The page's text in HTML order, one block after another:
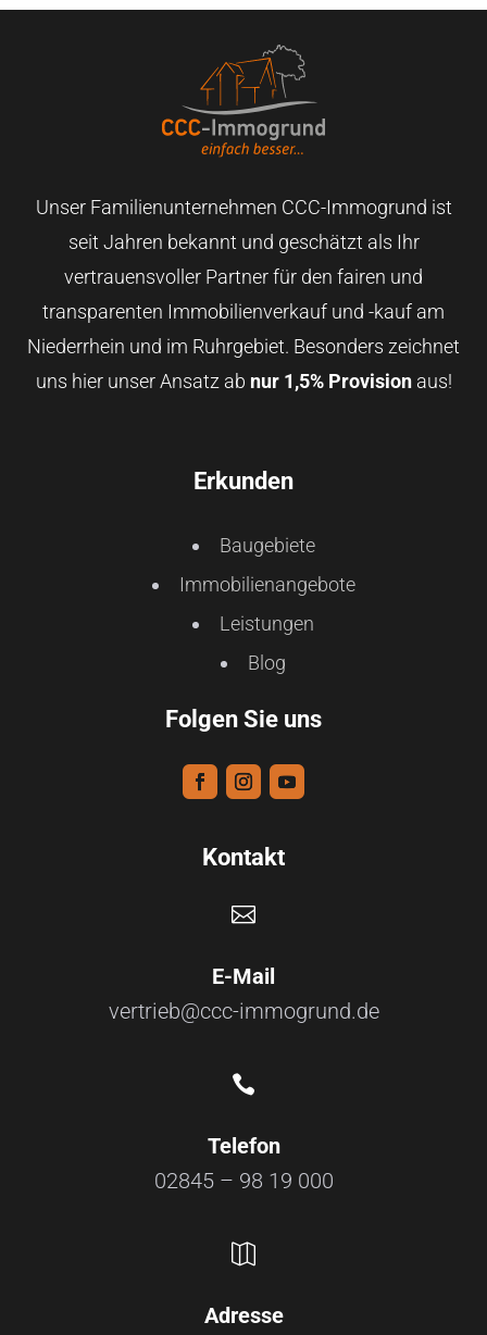
Unser Familienunternehmen CCC-Immogrund ist
seit Jahren bekannt und geschätzt als Ihr
vertrauensvoller Partner für den fairen und
transparenten Immobilienverkauf und -kauf am
Niederrhein und im Ruhrgebiet. Besonders zeichnet
uns hier unser Ansatz ab nur 1,5% Provisionaus!
Erkunden
Baugebiete
Immobilienangebote
Leistungen
Blog
Folgen Sie uns
Kontakt

E-Mail
vertrieb@ccc-immogrund.de

Telefon
02845 – 98 19 000

Adresse